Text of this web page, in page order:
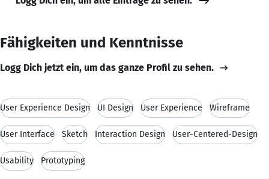
Fähigkeiten und Kenntnisse
Logg Dich jetzt ein, um das ganze Profil zu sehen.
User Experience Design UI Design User Experience Wireframe
User Interface Sketch Interaction Design User-Centered-Design
Usability Prototyping